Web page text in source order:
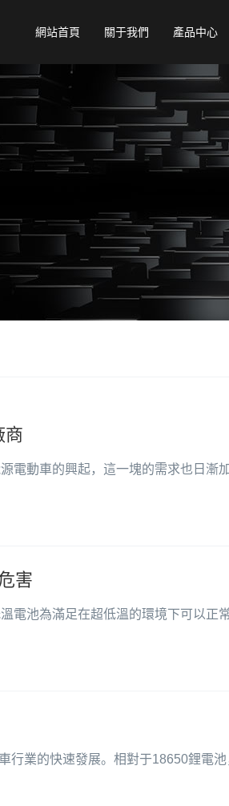
網站首頁 關于我們 產品中心
商
電動車的興起，這一塊的需求也日漸
害
電池為滿足在超低溫的環境下可以正
行業的快速發展。相對于18650鋰電